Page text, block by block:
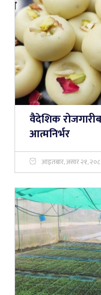
वैदेशिक
आत्मनिर्भर
आइतबार, असार २१,